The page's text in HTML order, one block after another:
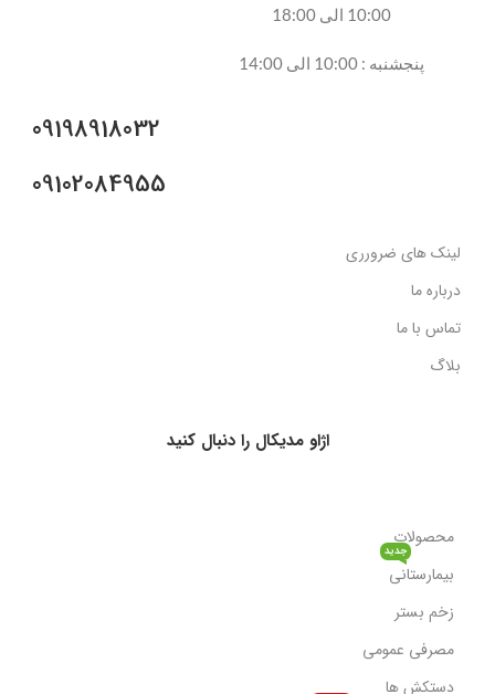
پنجشنبه : 10:00 الی 14:00
09198918032
09102084955
لینک های ضرورری
درباره ما
تماس با ما
بلاگ
اژاو مدیکال را دنبال کنید
محصولات
بیمارستانی
جدید
زخم بستر
مصرفی عمومی
دستکش ها